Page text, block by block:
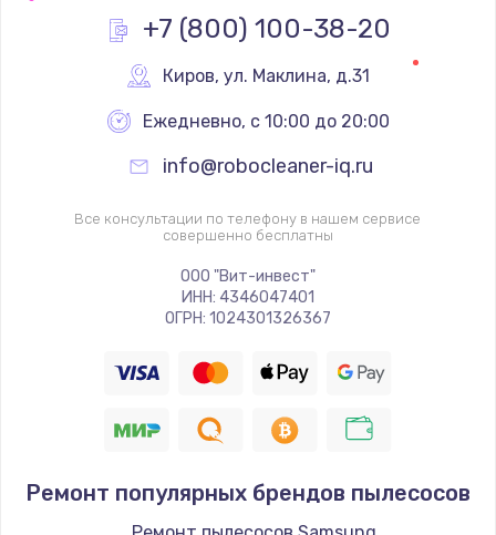
+7 (800) 100-38-20
Киров, ул. Маклина, д.31
Ежедневно, с 10:00 до 20:00
info@robocleaner-iq.ru
Все консультации по телефону в нашем сервисе
совершенно бесплатны
ООО "Вит-инвест"
ИНН: 4346047401
ОГРН: 1024301326367
Ремонт популярных брендов пылесосов